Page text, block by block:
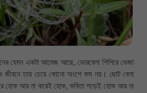
যেমন একটা আমেজ আছে, ভোরবেলা শিশিরে ভেজা
জীবনে তার চেয়ে কোনো অংশে কম নয়। ছোট বেলা
হোক আর না করেই হোক, কবিতা পড়েই হোক আর না